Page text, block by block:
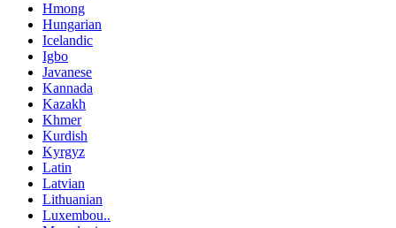
Hmong
Hungarian
Icelandic
Igbo
Javanese
Kannada
Kazakh
Khmer
Kurdish
Kyrgyz
Latin
Latvian
Lithuanian
Luxembou..